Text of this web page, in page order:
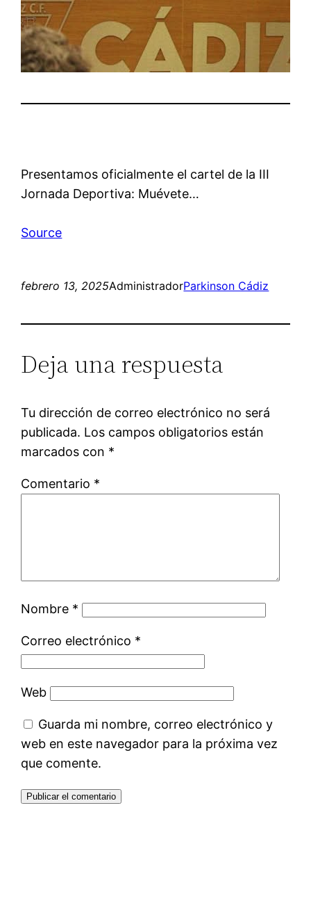
Presentamos oficialmente el cartel de la III
Jornada Deportiva: Muévete…
Source
febrero 13, 2025AdministradorParkinson Cádiz
Deja una respuesta
Tu dirección de correo electrónico no será
publicada. Los campos obligatorios están
marcados con *
Comentario *
Nombre *
Correo electrónico *
Web
Guarda mi nombre, correo electrónico y
web en este navegador para la próxima vez
que comente.